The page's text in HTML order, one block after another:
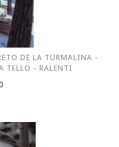
DE LA TURMALINA -
TELLO - RALENTI